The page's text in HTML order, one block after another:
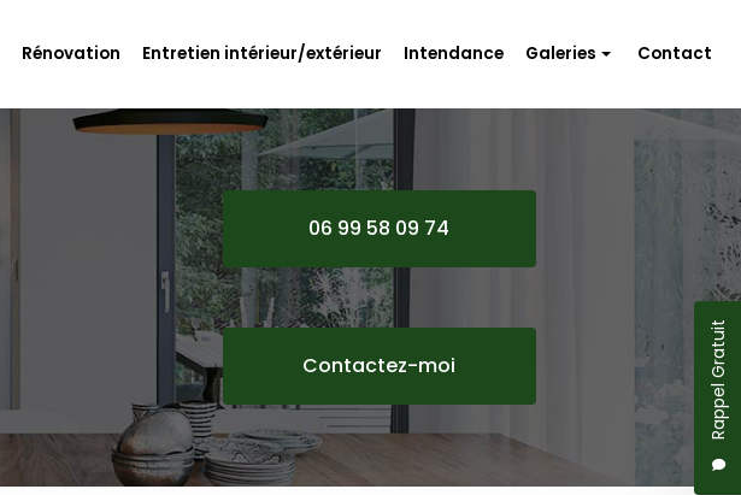
Rappel Gratuit
Rénovation Entretien intérieur/extérieur Intendance Galeries
Entretien intérieur/extérieur
Intendance
Contact
06 99 58 09 74
Contactez-moi